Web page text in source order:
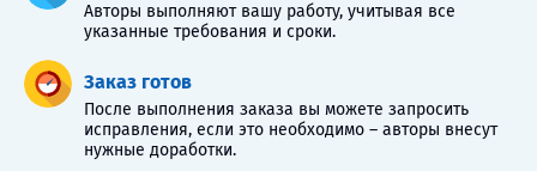
Авторы выполняют вашу работу, учитывая все
указанные требования и сроки.
Заказ готов
После выполнения заказа вы можете запросить
исправления, если это необходимо – авторы внесут
нужные доработки.